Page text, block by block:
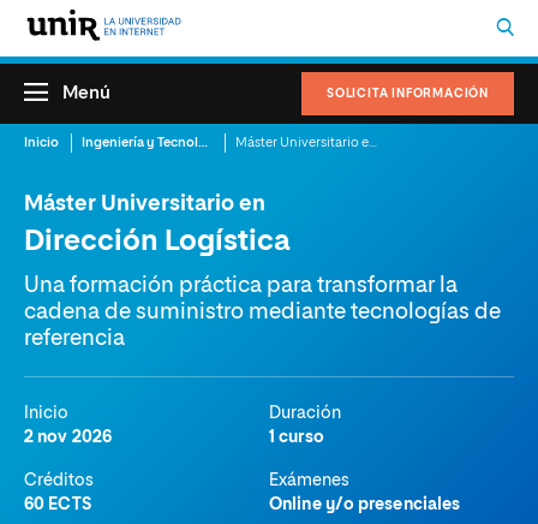
SOLICITA INFORMACIÓN
Menú
Inicio Ingeniería y Tecnología
Máster Universitario en
Dirección Logística
Una formación práctica para transformar la
cadena de suministro mediante tecnologías de
referencia
Inicio
2 nov 2026
Duración
1 curso
Créditos
60 ECTS
Exámenes
Online y/o presenciales